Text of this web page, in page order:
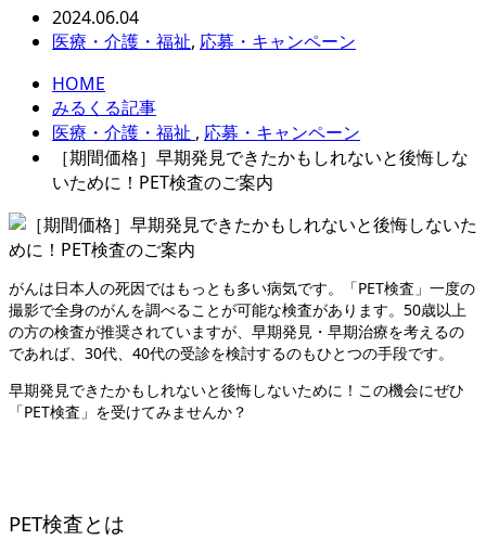
2024.06.04
医療・介護・福祉, 応募・キャンペーン
HOME
みるくる記事
医療・介護・福祉 , 応募・キャンペーン
［期間価格］早期発見できたかもしれないと後悔しな
いために！PET検査のご案内
がんは日本人の死因ではもっとも多い病気です。「PET検査」一度の
撮影で全身のがんを調べることが可能な検査があります。50歳以上
の方の検査が推奨されていますが、早期発見・早期治療を考えるの
であれば、30代、40代の受診を検討するのもひとつの手段です。
早期発見できたかもしれないと後悔しないために！この機会にぜひ
「PET検査」を受けてみませんか？
PET検査とは